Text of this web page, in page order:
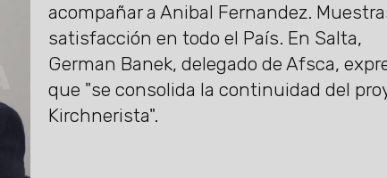
acompañar a Anibal Fernandez.
satisfacción en todo el País. En Salta,
German Banek, delegado de Afsca,
que "se consolida la continuidad del
Kirchnerista".